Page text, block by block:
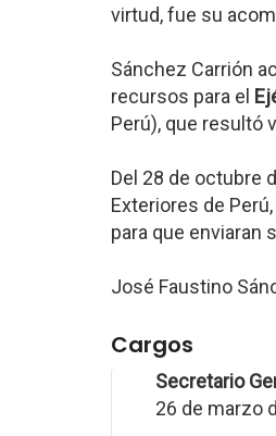
virtud, fue su
Sánchez Carrión
recursos para el
Perú), que resultó
Del 28 de octubre
Exteriores de
para que enviaran
José Faustino
Cargos
Secretario
26 de marzo